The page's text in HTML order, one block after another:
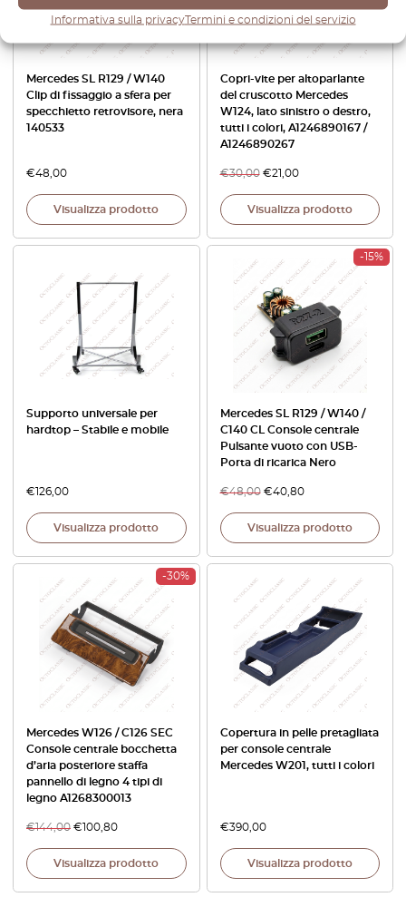
Informativa sulla privacyTermini e condizioni del servizio
Mercedes SL R129 / W140
Clip di fissaggio a sfera per
specchietto retrovisore, nera
140533
€48,00
Visualizza prodotto
Copri-vite per altoparlante
del cruscotto Mercedes
W124, lato sinistro o destro,
tutti i colori, A1246890167 /
A1246890267
€30,00 €21,00
Visualizza prodotto
Supporto universale per
hardtop – Stabile e mobile
€126,00
Visualizza prodotto
-15%
Mercedes SL R129 / W140 /
C140 CL Console centrale
Pulsante vuoto con USB-
Porta di ricarica Nero
€48,00 €40,80
Visualizza prodotto
-30%
Mercedes W126 / C126 SEC
Console centrale bocchetta
d’aria posteriore staffa
pannello di legno 4 tipi di
legno A1268300013
€144,00 €100,80
Visualizza prodotto
Copertura in pelle pretagliata
per console centrale
Mercedes W201, tutti i colori
€390,00
Visualizza prodotto